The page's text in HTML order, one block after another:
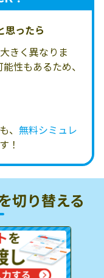
思ったら
きく異なりま
性もあるため、
、 無料シミュレ
！
切り替える